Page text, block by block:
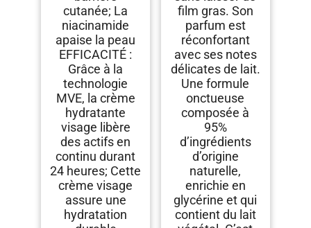
cutanée; La
niacinamide
apaise la peau
EFFICACITÉ :
Grâce à la
technologie
MVE, la crème
hydratante
visage libère
des actifs en
continu durant
24 heures; Cette
crème visage
assure une
hydratation
film gras. Son
parfum est
réconfortant
avec ses notes
délicates de lait.
Une formule
onctueuse
composée à
95%
d’ingrédients
d’origine
naturelle,
enrichie en
glycérine et qui
contient du lait